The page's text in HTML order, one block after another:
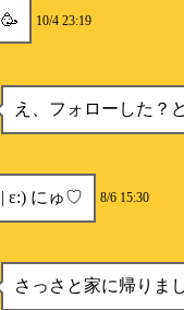
🥳 10/4 23:19
え、フォローした？
| ε:) にゅ♡ 8/6 15:30
さっさと家に帰りま